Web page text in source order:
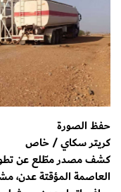
حفظ الصورة
كريتر سكاي / خاص
كشف مصدر مطّلع عن
العاصمة المؤقتة عدن،